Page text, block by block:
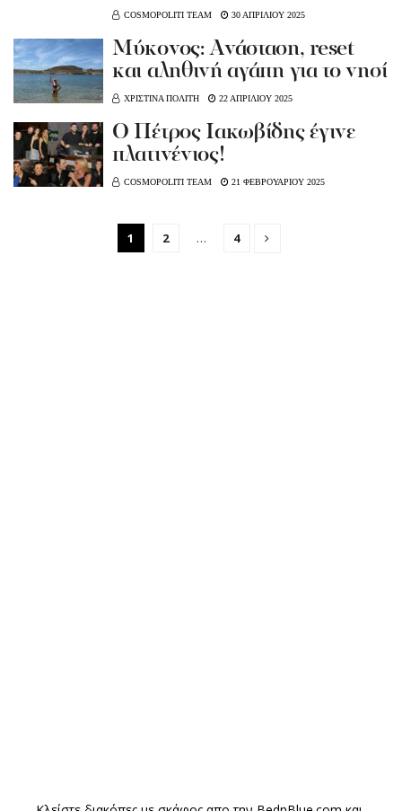
COSMOPOLITI TEAM 30 ΑΠΡΙΛΙΟΥ 2025
Μύκονος: Ανάσταση, reset
και αληθινή αγάπη για το νησί
ΧΡΙΣΤΙΝΑ ΠΟΛΙΤΗ 22 ΑΠΡΙΛΙΟΥ 2025
Ο Πέτρος Ιακωβίδης έγινε
πλατινένιος!
COSMOPOLITI TEAM 21 ΦΕΒΡΟΥΑΡΙΟΥ 2025
1 2 … 4